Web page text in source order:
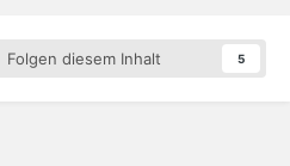
Folgen diesem Inhalt 5